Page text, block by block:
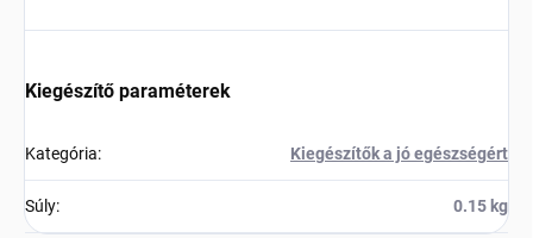
Kiegészítő paraméterek
Kategória: Kiegészítők a jó egészségért
Súly: 0.15 kg